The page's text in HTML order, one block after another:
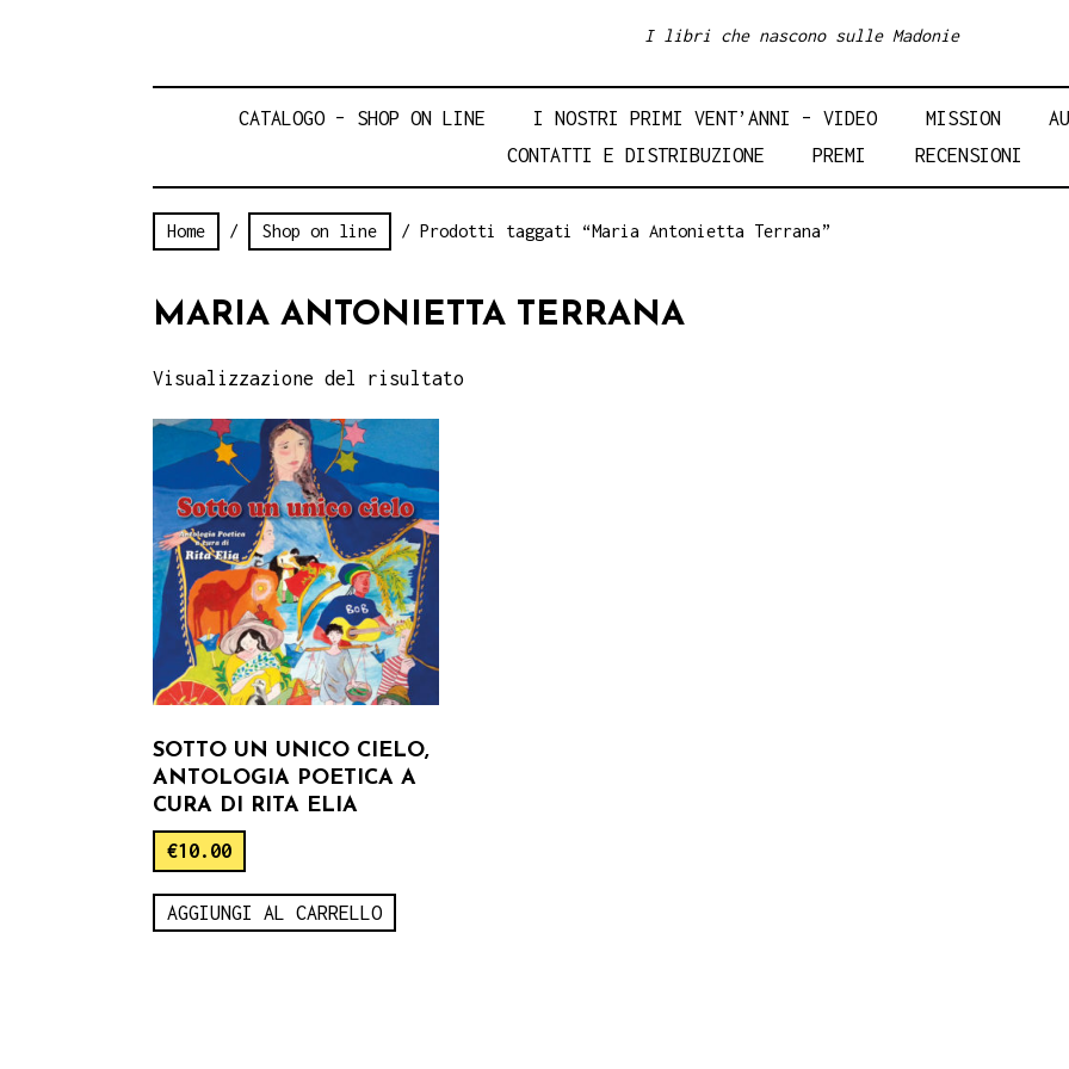
I libri che nascono sulle Madonie
CATALOGO – SHOP ON LINE I NOSTRI PRIMI VENT’ANNI – VIDEO MISSION
CONTATTI E DISTRIBUZIONE
PREMI RECENSIONI
Home / Shop on line / Prodotti taggati “Maria Antonietta Terrana”
MARIA ANTONIETTA TERRANA
Visualizzazione del risultato
SOTTO UN UNICO CIELO,
ANTOLOGIA POETICA A
CURA DI RITA ELIA
€10.00
AGGIUNGI AL CARRELLO